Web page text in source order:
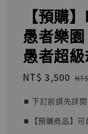
【預購
愚者樂
愚者超
Sale
NT$ 3,500
⏹︎ 下訂前請先詳閱
⏹︎【預購商品】可